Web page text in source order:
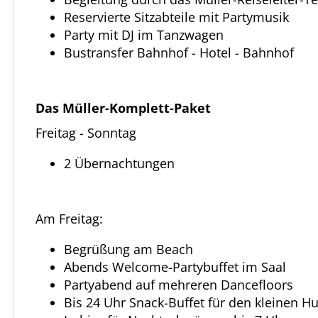
Reservierte Sitzabteile mit Partymusik
Party mit DJ im Tanzwagen
Bustransfer Bahnhof - Hotel - Bahnhof
Das Müller-Komplett-Paket
Freitag - Sonntag
2 Übernachtungen
Am Freitag:
Begrüßung am Beach
Abends Welcome-Partybuffet im Saal
Partyabend auf mehreren Dancefloors
Bis 24 Uhr Snack-Buffet für den kleinen